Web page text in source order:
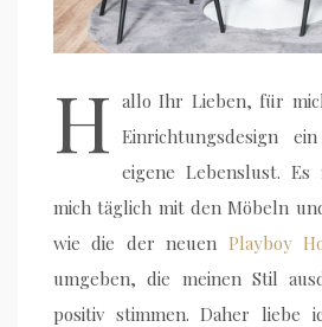
H allo Ihr Lieben, für
Einrichtungsdesign
eigene Lebenslust.
mich täglich mit den Möbeln
wie die der neuen Playboy
umgeben, die meinen Stil
positiv stimmen. Daher liebe